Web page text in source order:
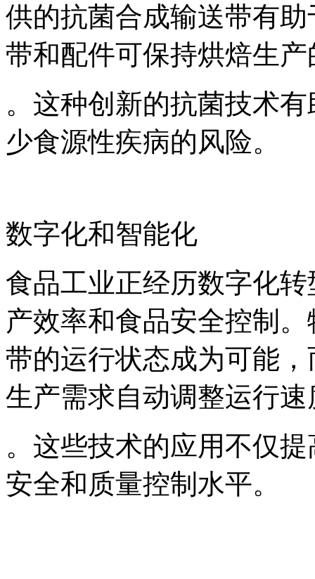
供的抗菌合成输送带有
带和配件可保持烘焙生
。这种创新的抗菌技术
少食源性疾病的风险。
数字化和智能化
食品工业正经历数字化
产效率和食品安全控制
带的运行状态成为可能
生产需求自动调整运行
。这些技术的应用不仅
安全和质量控制水平。